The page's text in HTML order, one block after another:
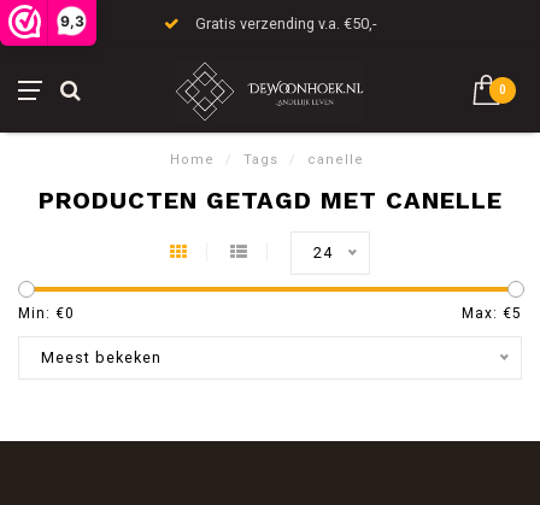
9,3 Gratis verzending v.a. €50,-
0
Home / Tags / canelle
PRODUCTEN GETAGD MET CANELLE
24
Min: €0 Max: €5
Meest bekeken